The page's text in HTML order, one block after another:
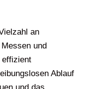
an
und
effizient
Ablauf